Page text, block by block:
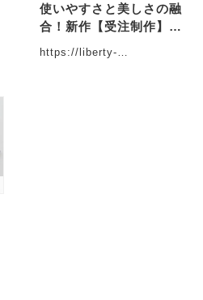
使いやすさと美しさの融
合！新作【受注制作】A
https://liberty-